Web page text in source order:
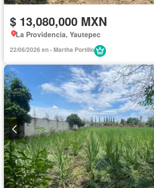
$ 13,080,000 MXN
La Providencia, Yautepec
22/06/2026 en - Martha Portillo